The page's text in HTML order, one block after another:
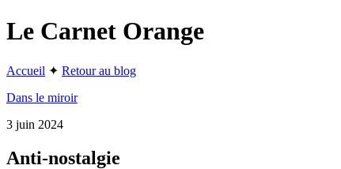
Le Carnet Orange
Accueil ✦ Retour au blog
Dans le miroir
3 juin 2024
Anti-nostalgie